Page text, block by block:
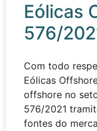
Eólicas
576/
Com todo
Eólicas
offshore no
576/2021
fontes do